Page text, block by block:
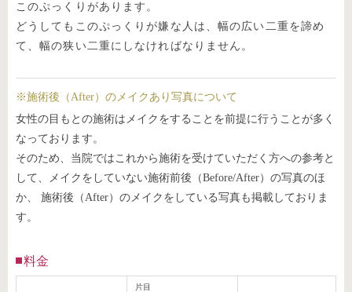
このぷっくりがあります。
どうしてもこのぷっくりが嫌な人は、幅の広い二重を諦め
て、幅の狭い二重にしなければなりません。
※施術後（After）のメイクあり写真について
女性の目もとの施術はメイクをすることを前提に行うことが多く
なっております。
そのため、当院ではこれから施術を受けていただく方への参考と
して、メイクをしていない施術前後（Before/After）の写真のほ
か、 施術後（After）のメイクをしている写真も掲載しておりま
す。
料金
片目